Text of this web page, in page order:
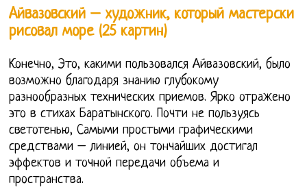
Айвазовский – художник, который мастерски
рисовал море (25 картин)
Конечно, Это, какими пользовался Айвазовский, было
возможно благодаря знанию глубокому
разнообразных технических приемов. Ярко отражено
это в стихах Баратынского. Почти не пользуясь
светотенью, Самыми простыми графическими
средствами – линией, он тончайших достигал
эффектов и точной передачи объема и
пространства.